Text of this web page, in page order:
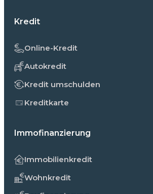
Kredit
Online-Kredit
Autokredit
Kredit umschulden
Kreditkarte
Immofinanzierung
Immobilienkredit
Wohnkredit